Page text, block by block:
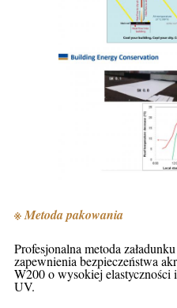
※ Metoda pakowania
Profesjonalna metoda
zapewnienia bezpieczeństwa
W200 o wysokiej elastyczności
UV.